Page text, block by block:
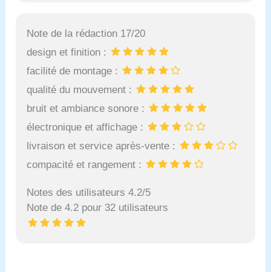
Note de la rédaction 17/20
design et finition :
facilité de montage :
qualité du mouvement :
bruit et ambiance sonore :
électronique et affichage :
livraison et service après-vente :
compacité et rangement :
Notes des utilisateurs 4.2/5
Note de 4.2 pour 32 utilisateurs